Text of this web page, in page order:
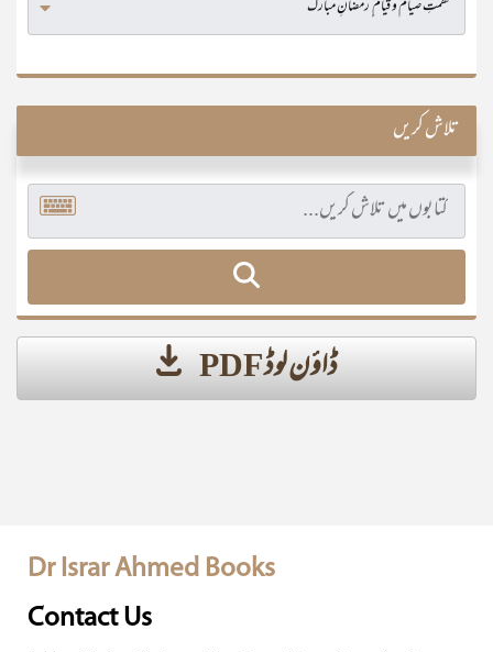
تلاش کریں
ڈاؤن لوڈ PDF
Dr Israr Ahmed Books
Contact Us